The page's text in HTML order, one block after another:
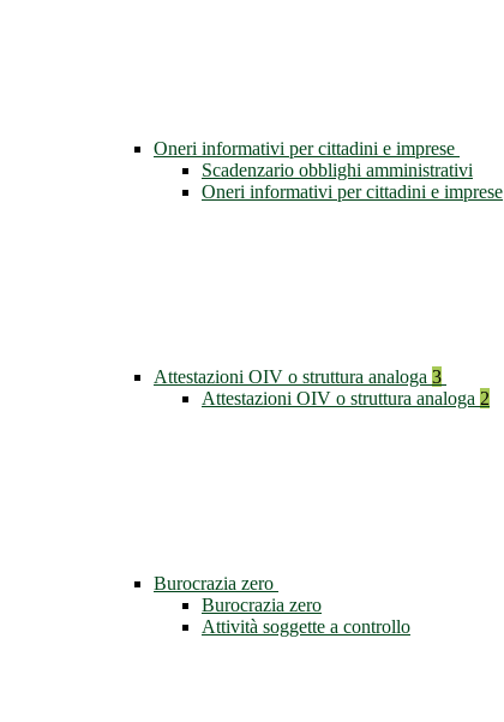
Oneri informativi per cittadini e imprese
Scadenzario obblighi amministrativi
Oneri informativi per cittadini e imprese
Attestazioni OIV o struttura analoga 3
Attestazioni OIV o struttura analoga 2
Burocrazia zero
Burocrazia zero
Attività soggette a controllo